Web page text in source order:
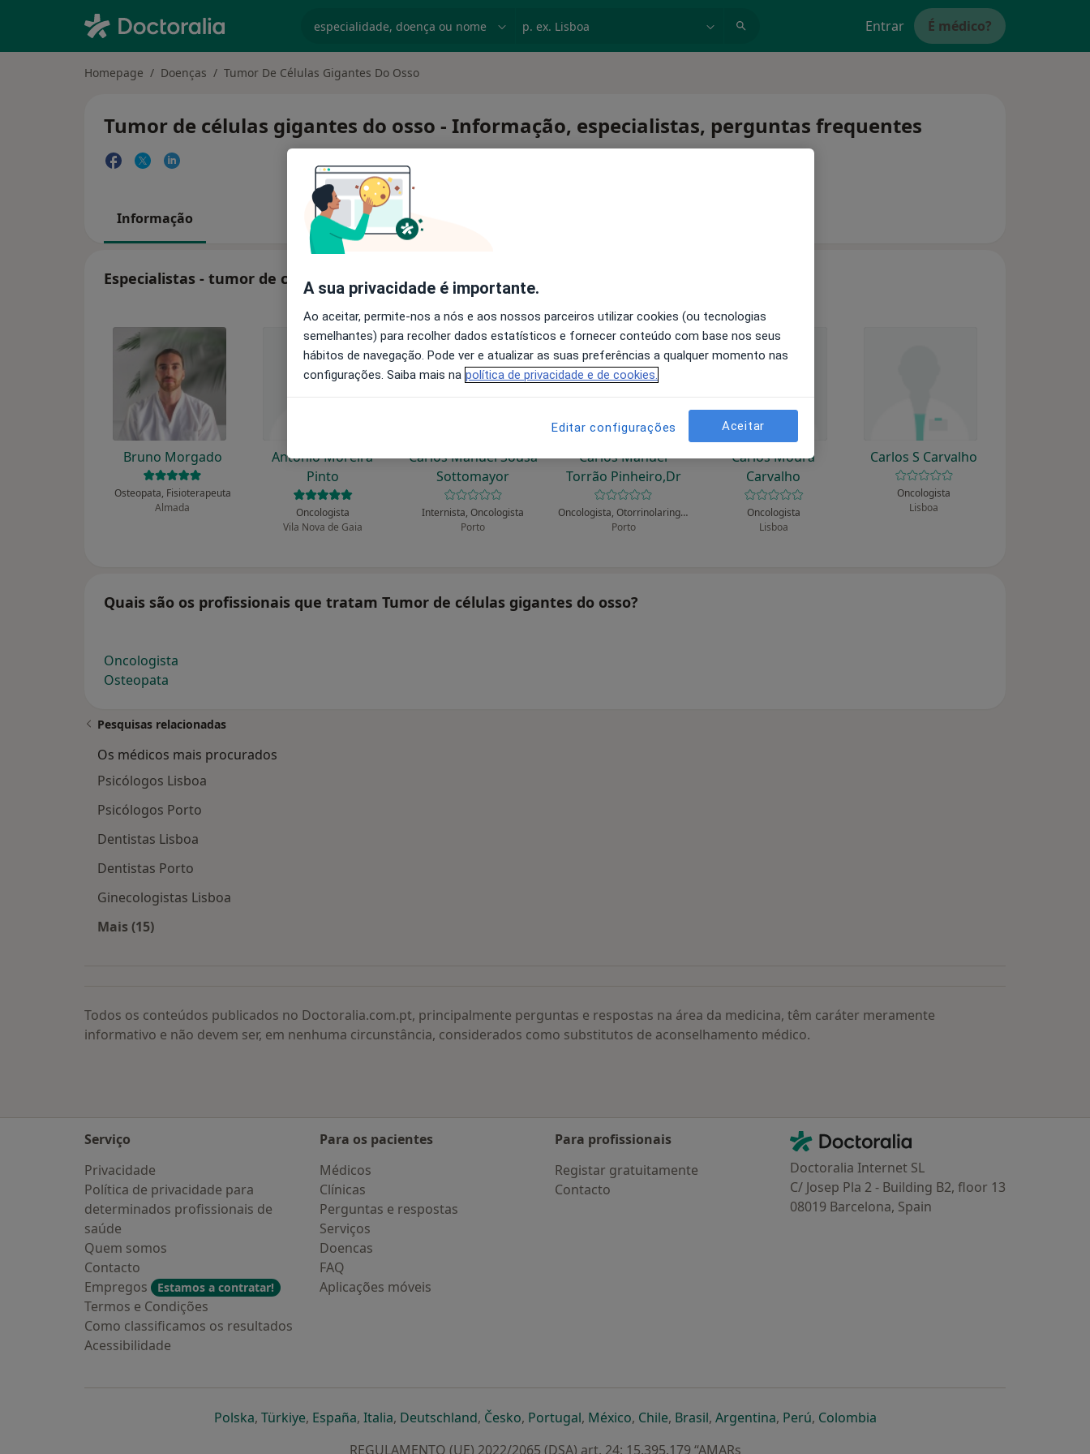
Entrar É médico?
Homepage Doenças Tumor De Células Gigantes Do Osso
Tumor de células gigantes do osso - Informação, especialistas, perguntas frequentes
Informação
Especialistas - tumor de células gigantes do osso
Bruno Morgado
Osteopata, Fisioterapeuta
Almada
António Moreira
Pinto
Oncologista
Vila Nova de Gaia
Carlos Manuel Sousa
Sottomayor
Internista, Oncologista
Porto
Carlos Manuel
Torrão Pinheiro,Dr
Oncologista, Otorrinolaringologista
Porto
Carlos Moura
Carvalho
Oncologista
Lisboa
Carlos S Carvalho
Oncologista
Lisboa
Quais são os profissionais que tratam Tumor de células gigantes do osso?
Oncologista
Osteopata
Pesquisas relacionadas
Os médicos mais procurados
Psicólogos Lisboa
Psicólogos Porto
Dentistas Lisboa
Dentistas Porto
Ginecologistas Lisboa
Mais (15)
Todos os conteúdos publicados no Doctoralia.com.pt, principalmente perguntas e respostas na área da medicina, têm caráter meramente
informativo e não devem ser, em nenhuma circunstância, considerados como substitutos de aconselhamento médico.
Serviço
Privacidade
Política de privacidade para
determinados profissionais de
saúde
Quem somos
Contacto
Empregos
Estamos a contratar!
Termos e Condições
Como classificamos os resultados
Acessibilidade
Para os pacientes
Médicos
Clínicas
Perguntas e respostas
Serviços
Doencas
FAQ
Aplicações móveis
Para profissionais
Registar gratuitamente
Contacto
Contacto
Doctoralia - Homepage
Doctoralia Internet SL
C/ Josep Pla 2 - Building B2, floor 13
08019 Barcelona, Spain
Polskaabre num novo separador
, Türkiyeabre num novo separador
, Españaabre num novo separador
, Italiaabre num novo separador
, Deutschlandabre num novo separador
, Českoabre num novo separador
, Portugalabre num novo separador
, Méxicoabre num novo separador
, Chileabre num novo separador
, Brasilabre num novo separador
, Argentinaabre num novo separador
, Perúabre num novo separador
, Colombiaabre num novo separador
REGULAMENTO (UE) 2022/2065 (DSA) art. 24: 15.395.179 “AMARs
A sua privacidade é importante.
Ao aceitar, permite-nos a nós e aos nossos parceiros utilizar cookies (ou tecnologias
semelhantes) para recolher dados estatísticos e fornecer conteúdo com base nos seus
hábitos de navegação. Pode ver e atualizar as suas preferências a qualquer momento nas
configurações. Saiba mais na política de privacidade e de cookies.
Editar configurações Aceitar